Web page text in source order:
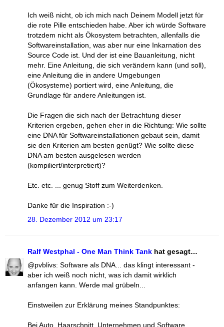
Ich weiß nicht, ob ich mich nach Deinem Modell jetzt für
die rote Pille entschieden habe. Aber ich würde Software
trotzdem nicht als Ökosystem betrachten, allenfalls die
Softwareinstallation, was aber nur eine Inkarnation des
Source Code ist. Und der ist eine Bauanleitung, nicht
mehr. Eine Anleitung, die sich verändern kann (und soll),
eine Anleitung die in andere Umgebungen
(Ökosysteme) portiert wird, eine Anleitung, die
Grundlage für andere Anleitungen ist.
Die Fragen die sich nach der Betrachtung dieser
Kriterien ergeben, gehen eher in die Richtung: Wie sollte
eine DNA für Softwareinstallationen gebaut sein, damit
sie den Kriterien am besten genügt? Wie sollte diese
DNA am besten ausgelesen werden
(kompiliert/interpretiert)?
Etc. etc. ... genug Stoff zum Weiterdenken.
Danke für die Inspiration :-)
28. Dezember 2012 um 23:17
Ralf Westphal - One Man Think Tank hat gesagt…
@pvblivs: Software als DNA... das klingt interessant -
aber ich weiß noch nicht, was ich damit wirklich
anfangen kann. Werde mal grübeln...
Einstweilen zur Erklärung meines Standpunktes:
Bei Auto, Haarschnitt, Unternehmen und Software